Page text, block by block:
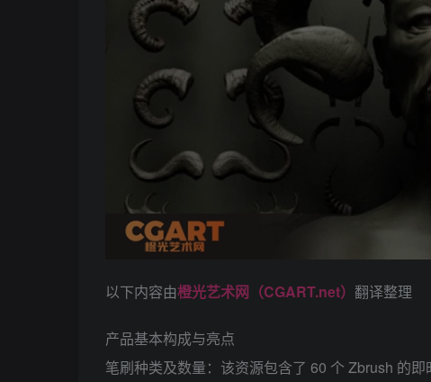
以下内容由橙光艺术网（CGART.net） 翻译整理
产品基本构成与亮点
笔刷种类及数量：该资源包含了 60 个 Zbrush 的